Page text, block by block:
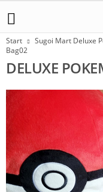
Start Sugoi Mart Deluxe
Bag02
DELUXE